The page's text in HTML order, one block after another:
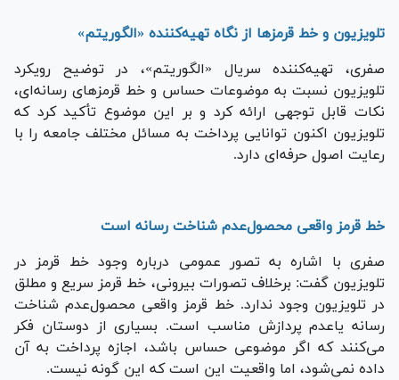
تلویزیون و خط قرمزها از نگاه تهیه‌کننده «الگوریتم»
صفری، تهیه‌کننده سریال «الگوریتم»، در توضیح رویکرد
تلویزیون نسبت به موضوعات حساس و خط قرمزهای رسانه‌ای،
نکات قابل توجهی ارائه کرد و بر این موضوع تأکید کرد که
تلویزیون اکنون توانایی پرداخت به مسائل مختلف جامعه را با
رعایت اصول حرفه‌ای دارد.
خط قرمز واقعی محصول‌عدم شناخت رسانه است
صفری با اشاره به تصور عمومی درباره وجود خط قرمز در
تلویزیون گفت: برخلاف تصورات بیرونی، خط قرمز سریع و مطلق
در تلویزیون وجود ندارد. خط قرمز واقعی محصول‌عدم شناخت
رسانه یاعدم پردازش مناسب است. بسیاری از دوستان فکر
می‌کنند که اگر موضوعی حساس باشد، اجازه پرداخت به آن
داده نمی‌شود، اما واقعیت این است که این گونه نیست.